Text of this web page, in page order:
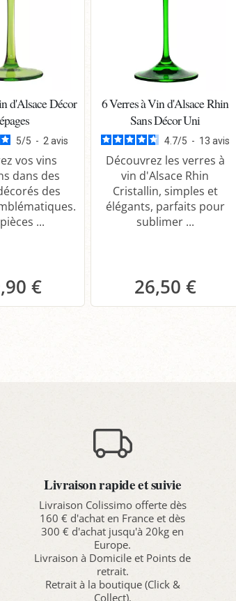
d'Alsace Décor
5/5 - 2 avis
vos vins
dans des
des
...
€
6 Verres à Vin d'Alsace Rhin
Sans Décor Uni
4.7/5 - 13 avis
Découvrez les verres à
vin d'Alsace Rhin
Cristallin, simples et
élégants, parfaits pour
sublimer ...
26,50 €
Livraison rapide et suivie
Livraison Colissimo offerte dès
160 € d'achat en France et dès
300 € d'achat jusqu'à 20kg en
Europe.
Livraison à Domicile et Points de
retrait.
Retrait à la boutique (Click &
Collect).